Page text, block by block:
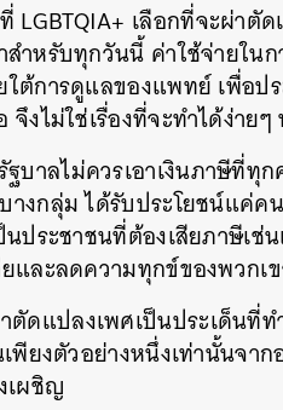
LGBTQIA+ เลือกที่จะผ่าตั
ำหรับทุกวันนี้ ค่าใช้จ่ายใน
ต้การดูแลของแพทย์ เพื่อป
งไม่ใช่เรื่องที่จะทำได้ง่ายๆ
ฐบาลไม่ควรเอาเงินภาษีที่
งกลุ่ม ได้รับประโยชน์แค่
ประชาชนที่ต้องเสียภาษีเ
และลดความทุกข์ของพวกเ
ตัดแปลงเพศเป็นประเด็นที่
เพียงตัวอย่างหนึ่งเท่านั้นจ
เผชิญ